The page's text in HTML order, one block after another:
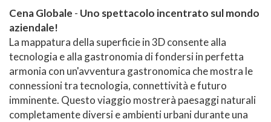
Cena Globale - Uno spettacolo incentrato sul mondo
aziendale!
La mappatura della superficie in 3D consente alla
tecnologia e alla gastronomia di fondersi in perfetta
armonia con un'avventura gastronomica che mostra le
connessioni tra tecnologia, connettività e futuro
imminente. Questo viaggio mostrerà paesaggi naturali
completamente diversi e ambienti urbani durante una